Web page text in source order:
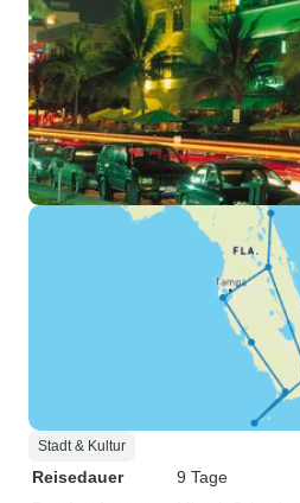
Stadt & Kultur
Reisedauer
9 Tage